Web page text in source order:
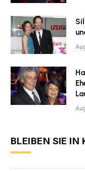
BLEIBEN SIE IN